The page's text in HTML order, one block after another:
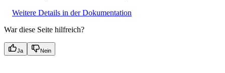
Weitere Details in der Dokumentation
War diese Seite hilfreich?
Ja Nein